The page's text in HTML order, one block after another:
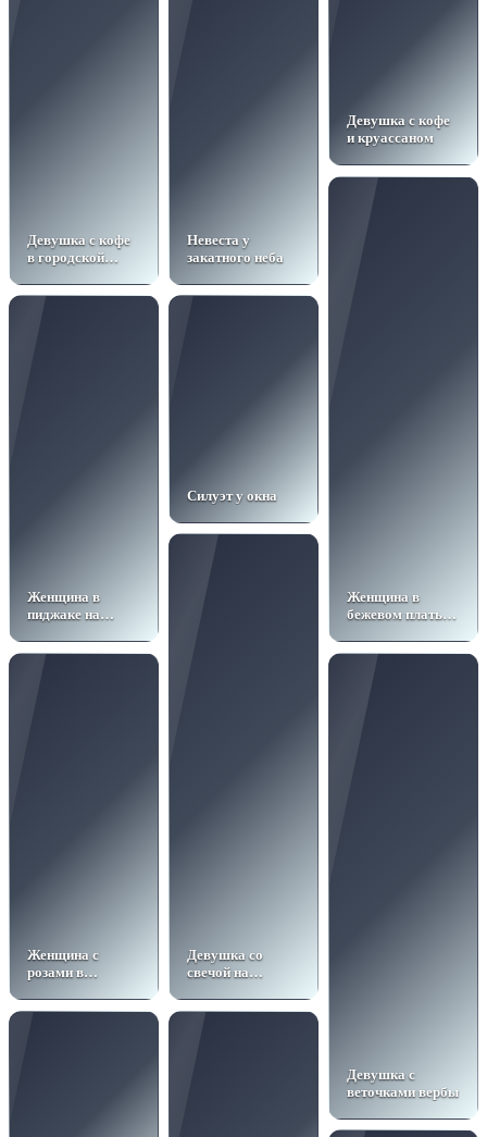
Девушка с кофе
в городской
Невеста у
закатного неба
Девушка с кофе
и круассаном
Женщина в
бежевом платье
Женщина в
пиджаке на
Силуэт у окна
Девушка со
свечой на
Женщина с
розами в
Девушка с
веточками вербы